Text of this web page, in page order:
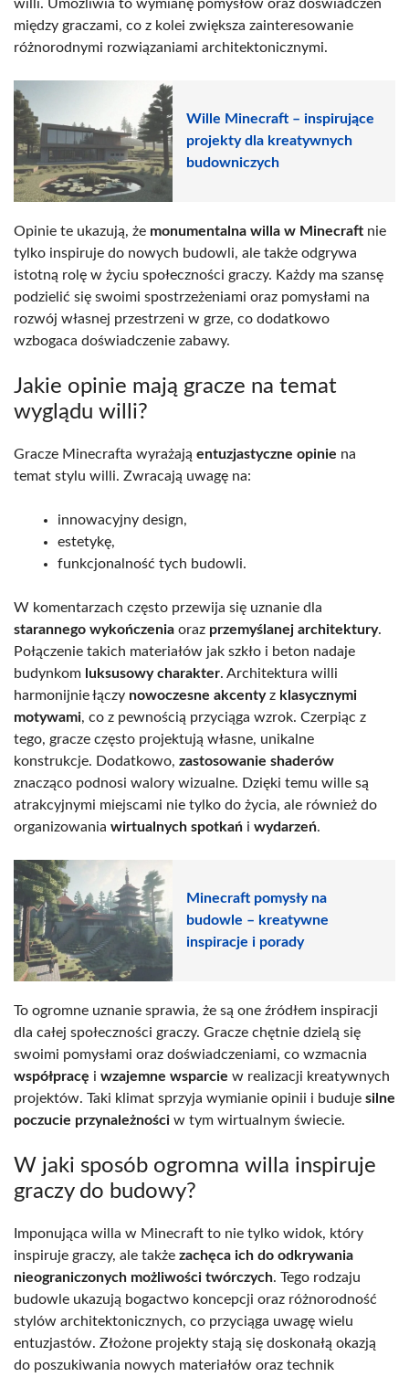
willi. Umożliwia to wymianę pomysłów oraz doświadczeń
między graczami, co z kolei zwiększa zainteresowanie
różnorodnymi rozwiązaniami architektonicznymi.
Wille Minecraft – inspirujące
projekty dla kreatywnych
budowniczych
Opinie te ukazują, że monumentalna willa w Minecraft nie
tylko inspiruje do nowych budowli, ale także odgrywa
istotną rolę w życiu społeczności graczy. Każdy ma szansę
podzielić się swoimi spostrzeżeniami oraz pomysłami na
rozwój własnej przestrzeni w grze, co dodatkowo
wzbogaca doświadczenie zabawy.
Jakie opinie mają gracze na temat
wyglądu willi?
Gracze Minecrafta wyrażają entuzjastyczne opinie na
temat stylu willi. Zwracają uwagę na:
innowacyjny design,
estetykę,
funkcjonalność tych budowli.
W komentarzach często przewija się uznanie dla
starannego wykończenia oraz przemyślanej architektury.
Połączenie takich materiałów jak szkło i beton nadaje
budynkom luksusowy charakter. Architektura willi
harmonijnie łączy nowoczesne akcentyz klasycznymi
motywami, co z pewnością przyciąga wzrok. Czerpiąc z
tego, gracze często projektują własne, unikalne
konstrukcje. Dodatkowo, zastosowanie shaderów
znacząco podnosi walory wizualne. Dzięki temu wille są
atrakcyjnymi miejscami nie tylko do życia, ale również do
organizowania wirtualnych spotkań i wydarzeń.
Minecraft pomysły na
budowle – kreatywne
inspiracje i porady
To ogromne uznanie sprawia, że są one źródłem inspiracji
dla całej społeczności graczy. Gracze chętnie dzielą się
swoimi pomysłami oraz doświadczeniami, co wzmacnia
współpracę i wzajemne wsparcie w realizacji kreatywnych
projektów. Taki klimat sprzyja wymianie opinii i buduje silne
poczucie przynależności w tym wirtualnym świecie.
W jaki sposób ogromna willa inspiruje
graczy do budowy?
Imponująca willa w Minecraft to nie tylko widok, który
inspiruje graczy, ale także zachęca ich do odkrywania
nieograniczonych możliwości twórczych. Tego rodzaju
budowle ukazują bogactwo koncepcji oraz różnorodność
stylów architektonicznych, co przyciąga uwagę wielu
entuzjastów. Złożone projekty stają się doskonałą okazją
do poszukiwania nowych materiałów oraz technik